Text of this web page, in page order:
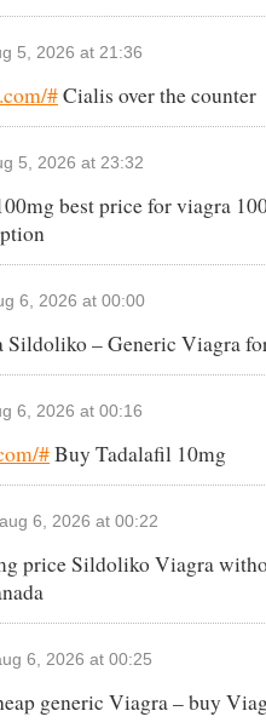
5, 2026 at 21:36
#Cialis over the counter
5, 2026 at 23:32
best price for viagra
6, 2026 at 00:00
Sildoliko – Generic Viagra
6, 2026 at 00:16
#Buy Tadalafil 10mg
6, 2026 at 00:22
price Sildoliko Viagra
6, 2026 at 00:25
generic Viagra – buy